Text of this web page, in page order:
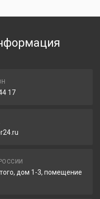
17
дом 1-3, помещение